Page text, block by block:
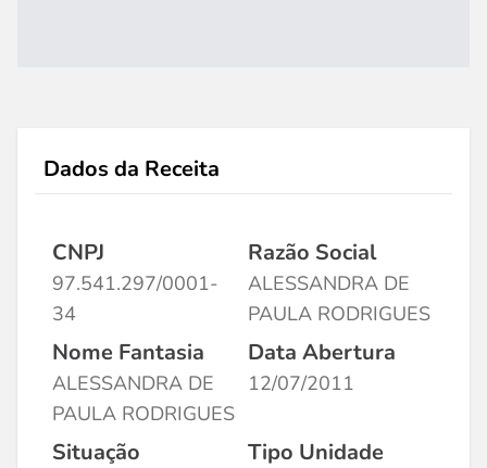
Dados da Receita
CNPJ
97.541.297/0001-
34
Razão Social
ALESSANDRA DE
PAULA RODRIGUES
Nome Fantasia
ALESSANDRA DE
PAULA RODRIGUES
Data Abertura
12/07/2011
Situação Tipo Unidade